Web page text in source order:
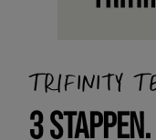
TRIFINITY
3